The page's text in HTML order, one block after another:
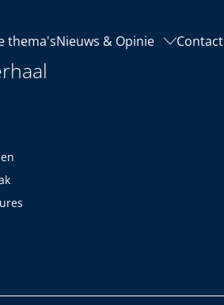
thema'sNieuws & Opinie Contact